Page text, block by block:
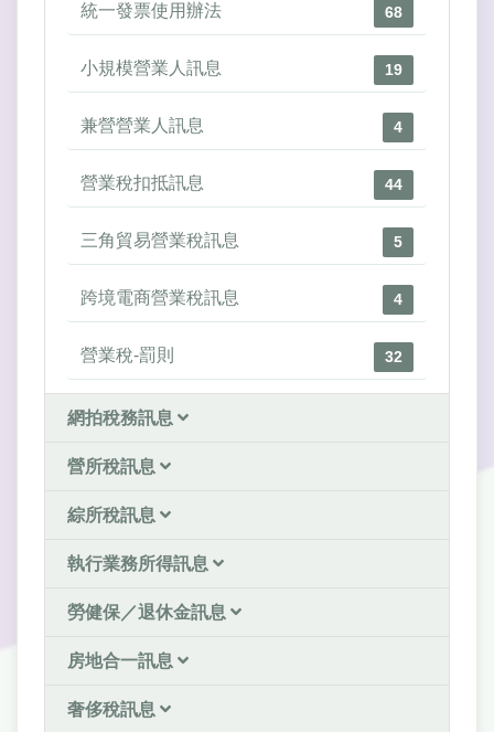
統一發票使用辦法 68
小規模營業人訊息 19
兼營營業人訊息 4
營業稅扣抵訊息 44
三角貿易營業稅訊息 5
跨境電商營業稅訊息 4
營業稅-罰則 32
網拍稅務訊息
營所稅訊息
綜所稅訊息
執行業務所得訊息
勞健保／退休金訊息
房地合一訊息
奢侈稅訊息